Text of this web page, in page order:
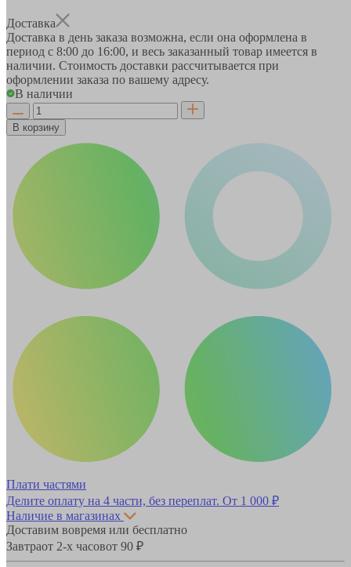
Доставка
Доставка в день заказа возможна, если она оформлена в
период с 8:00 до 16:00, и весь заказанный товар имеется в
наличии. Стоимость доставки рассчитывается при
оформлении заказа по вашему адресу.
В наличии
В корзину
Плати частями
Делите оплату на 4 части, без переплат. От 1 000 ₽
Наличие в магазинах
Доставим вовремя или бесплатно
Завтраот 2-х часовот 90 ₽